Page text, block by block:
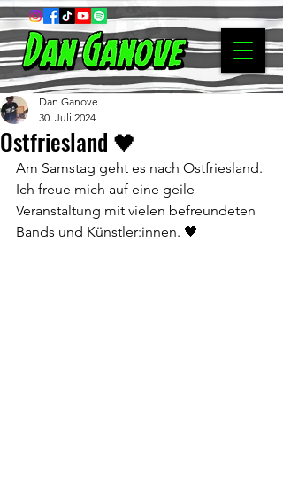
Ostfriesland 🖤
Dan Ganove
30. Juli 2024
Am Samstag geht es nach Ostfriesland.
Ich freue mich auf eine geile
Veranstaltung mit vielen befreundeten
Bands und Künstler:innen. 🖤